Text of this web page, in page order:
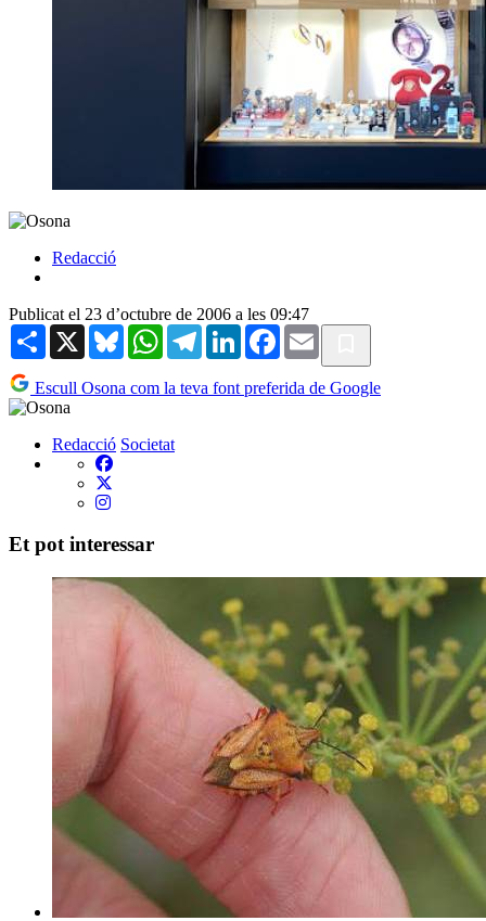
Redacció
Publicat el 23 d’octubre de 2006 a les 09:47
Share X BlueskyWhatsAppTelegramLinkedInFacebook
Email
Escull Osona com la teva font preferida de Google
Redacció Societat
Et pot interessar